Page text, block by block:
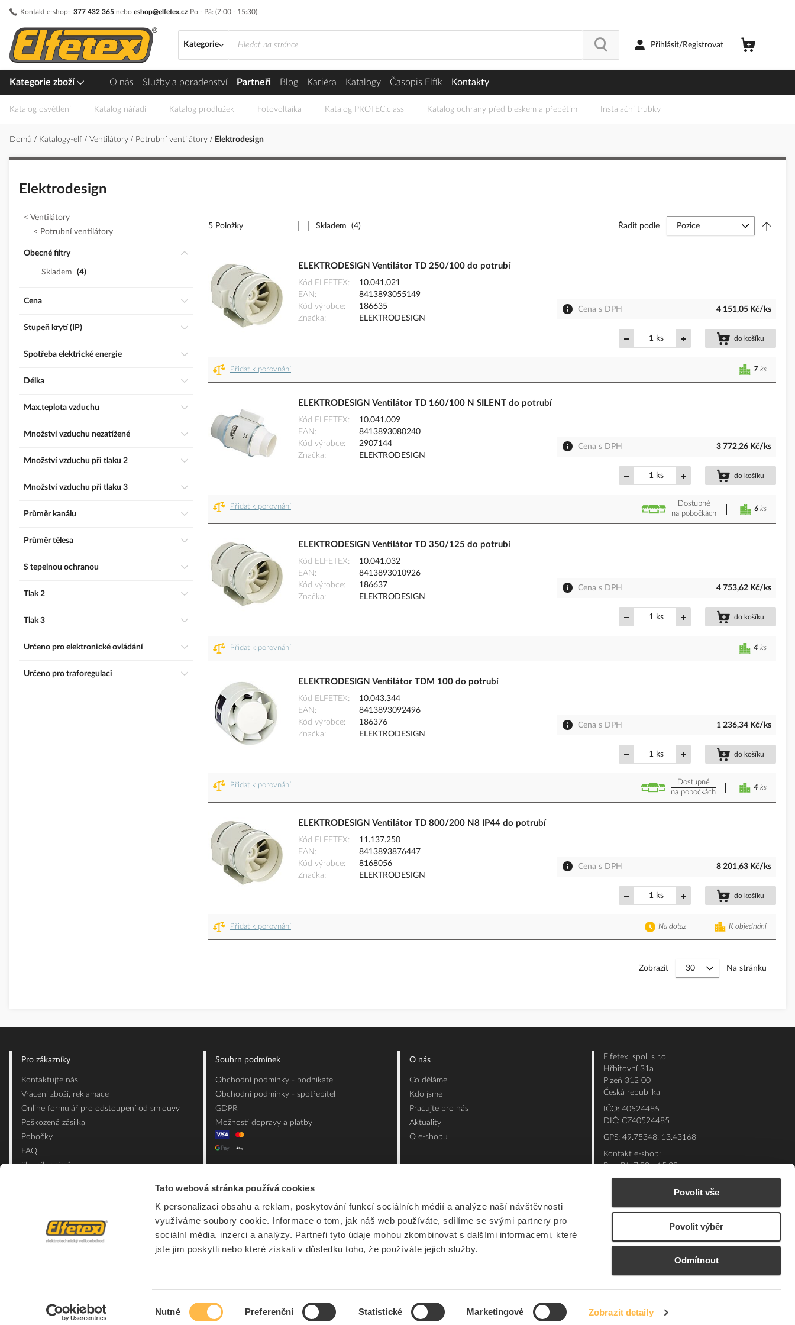
Tato webová stránka používá cookies
K personalizaci obsahu a reklam, poskytování funkcí sociálních médií a analýze naší návštěvnosti
využíváme soubory cookie. Informace o tom, jak náš web používáte, sdílíme se svými partnery pro
sociální média, inzerci a analýzy. Partneři tyto údaje mohou zkombinovat s dalšími informacemi, které
jste jim poskytli nebo které získali v důsledku toho, že používáte jejich služby.
Nutné Preferenční Statistické Marketingové Zobrazit detaily
Povolit vše
Povolit výběr
Odmítnout
Kontakt e-shop: 377 432 365 nebo eshop@elfetex.cz Po - Pá: (7:00 - 15:30)
Přejít
obsah
Kategorie
Přihlásit/Registrovat
Kategorie zboží O nás Služby a poradenství Partneři Blog Kariéra Katalogy Časopis Elfík Kontakty
Katalog osvětlení Katalog nářadí Katalog prodlužek Fotovoltaika Katalog PROTEC.class Katalog ochrany před bleskem a přepětím Instalační trubky
Domů Katalogy-elf Ventilátory Potrubní ventilátory Elektrodesign
Elektrodesign
5 Položky Skladem (4) Řadit podle
ELEKTRODESIGN Ventilátor TD 250/100 do potrubí
Kód ELFETEX
10.041.021
EAN
8413893055149
Kód výrobce
186635
Značka
ELEKTRODESIGN
Cena s DPH 4 151,05 Kč/ks
ks do košíku
Přidat k porovnání 7 ks
ELEKTRODESIGN Ventilátor TD 160/100 N SILENT do potrubí
Kód ELFETEX
10.041.009
EAN
8413893080240
Kód výrobce
2907144
Značka
ELEKTRODESIGN
Cena s DPH 3 772,26 Kč/ks
ks do košíku
Přidat k porovnání
Dostupné
na pobočkách
6 ks
ELEKTRODESIGN Ventilátor TD 350/125 do potrubí
Kód ELFETEX
10.041.032
EAN
8413893010926
Kód výrobce
186637
Značka
ELEKTRODESIGN
Cena s DPH 4 753,62 Kč/ks
ks do košíku
Přidat k porovnání 4 ks
ELEKTRODESIGN Ventilátor TDM 100 do potrubí
Kód ELFETEX
10.043.344
EAN
8413893092496
Kód výrobce
186376
Značka
ELEKTRODESIGN
Cena s DPH 1 236,34 Kč/ks
ks do košíku
Přidat k porovnání
Dostupné
na pobočkách
4 ks
ELEKTRODESIGN Ventilátor TD 800/200 N8 IP44 do potrubí
Kód ELFETEX
11.137.250
EAN
8413893876447
Kód výrobce
8168056
Značka
ELEKTRODESIGN
Cena s DPH 8 201,63 Kč/ks
ks do košíku
Přidat k porovnání K objednání
Na dotaz
Zobrazit Na stránku
Ventilátory
Potrubní ventilátory
Obecné filtry
Skladem 4
Cena
Stupeň krytí (IP)
Spotřeba elektrické energie
Délka
Max.teplota vzduchu
Množství vzduchu nezatížené
Množství vzduchu při tlaku 2
Množství vzduchu při tlaku 3
Průměr kanálu
Průměr tělesa
S tepelnou ochranou
Tlak 2
Tlak 3
Určeno pro elektronické ovládání
Určeno pro traforegulaci
Pro zákazníky
Kontaktujte nás
Vrácení zboží, reklamace
Online formulář pro odstoupení od smlouvy
Poškozená zásilka
Pobočky
FAQ
Slovník pojmů
Souhrn podmínek
Obchodní podmínky - podnikatel
Obchodní podmínky - spotřebitel
GDPR
Možnosti dopravy a platby
O nás
Co děláme
Kdo jsme
Pracujte pro nás
Aktuality
O e-shopu
Elfetex, spol. s r.o.
Hřbitovní 31a
Plzeň 312 00
Česká republika
IČO: 40524485
DIČ: CZ40524485
GPS: 49.75348, 13.43168
Kontakt e-shop:
Po - Pá: 7:00 - 15:30
E-mail:eshop@elfetex.cz